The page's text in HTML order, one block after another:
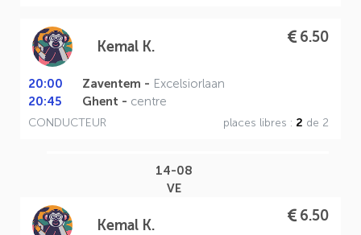
Kemal K.
6.50
20:00 Zaventem - Excelsiorlaan
20:45
Ghent - centre
CONDUCTEUR places libres : 2 de 2
14-08
VE
Kemal K.
6.50